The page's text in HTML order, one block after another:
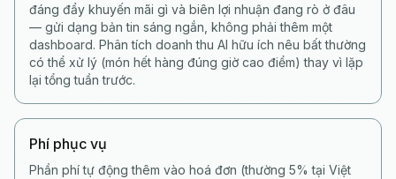
đáng đẩy khuyến mãi gì và biên lợi nhuận đang rò ở đâu
— gửi dạng bản tin sáng ngắn, không phải thêm một
dashboard. Phân tích doanh thu AI hữu ích nêu bất thường
có thể xử lý (món hết hàng đúng giờ cao điểm) thay vì lặp
lại tổng tuần trước.
Phí phục vụ
Phần phí tự động thêm vào hoá đơn (thường 5% tại Việt